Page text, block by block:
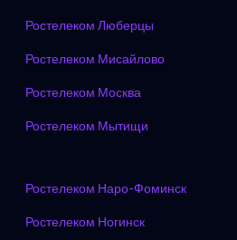
Ростелеком Люберцы
Ростелеком Мисайлово
Ростелеком Москва
Ростелеком Мытищи
Ростелеком Наро-Фоминск
Ростелеком Ногинск